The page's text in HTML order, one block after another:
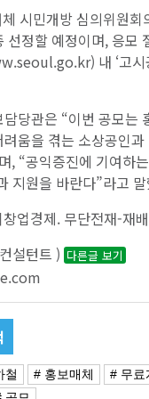
시민개방 심의위원회
선정할 예정이며, 응모
내 ‘고시
당관은 “이번 공모는
움을 겪는 소상공인
, “공익증진에 기여하
지원을 바란다”라고
업경제. 무단전재-재
설턴트 ) 다른글 보기
철 # 홍보매체 # 무료